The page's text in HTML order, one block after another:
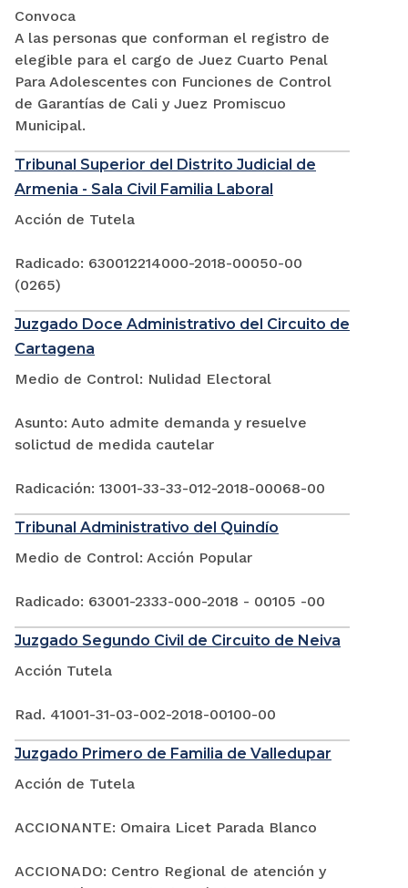
Convoca
A las personas que conforman el registro de
elegible para el cargo de Juez Cuarto Penal
Para Adolescentes con Funciones de Control
de Garantías de Cali y Juez Promiscuo
Municipal.
Tribunal Superior del Distrito Judicial de
Armenia - Sala Civil Familia Laboral
Acción de Tutela
Radicado: 630012214000-2018-00050-00
(0265)
Juzgado Doce Administrativo del Circuito de
Cartagena
Medio de Control: Nulidad Electoral
Asunto: Auto admite demanda y resuelve
solictud de medida cautelar
Radicación: 13001-33-33-012-2018-00068-00
Tribunal Administrativo del Quindío
Medio de Control: Acción Popular
Radicado: 63001-2333-000-2018 - 00105 -00
Juzgado Segundo Civil de Circuito de Neiva
Acción Tutela
Rad. 41001-31-03-002-2018-00100-00
Juzgado Primero de Familia de Valledupar
Acción de Tutela
ACCIONANTE: Omaira Licet Parada Blanco
ACCIONADO: Centro Regional de atención y